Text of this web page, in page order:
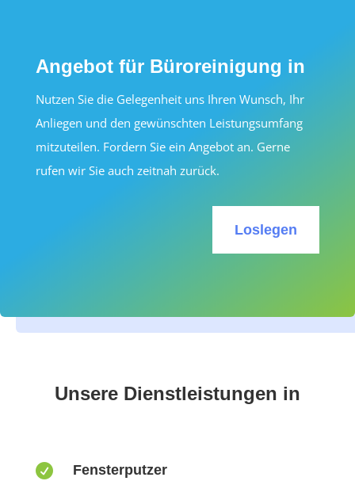
Angebot für Büroreinigung in
Nutzen Sie die Gelegenheit uns Ihren Wunsch, Ihr
Anliegen und den gewünschten Leistungsumfang
mitzuteilen. Fordern Sie ein Angebot an. Gerne
rufen wir Sie auch zeitnah zurück.
Loslegen
Unsere Dienstleistungen in
 Fensterputzer